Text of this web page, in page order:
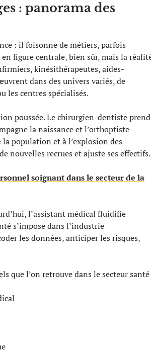
: panorama des
: il foisonne de métiers, parfois
figure centrale, bien sûr, mais la
kinésithérapeutes, aides-
dans des univers variés, de
les centres spécialisés.
poussée. Le chirurgien-dentiste prend
la naissance et l’orthoptiste
population et à l’explosion des
nouvelles recrues et ajuste ses effectifs.
soignant dans le secteur de la
l’assistant médical fluidifie
s’impose dans l’industrie
les données, anticiper les risques,
que l’on retrouve dans le secteur santé